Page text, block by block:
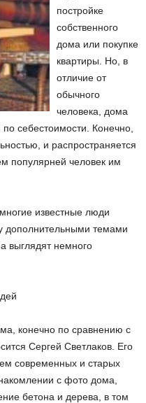
постройке
собственного
дома или покупке
квартиры. Но, в
отличие от
обычного
человека, дома
себестоимости. Конечно,
и распространяется
популярней человек им
известные люди
дополнительными темами
выглядят немного
конечно по сравнению с
Сергей Светлаков. Его
современных и старых
с фото дома,
бетона и дерева, в том